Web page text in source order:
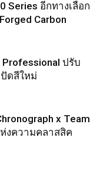
Series อีกทางเลือก
Carbon
ปรับ
ดสีใหม่
x Team
งความคลาสสิค